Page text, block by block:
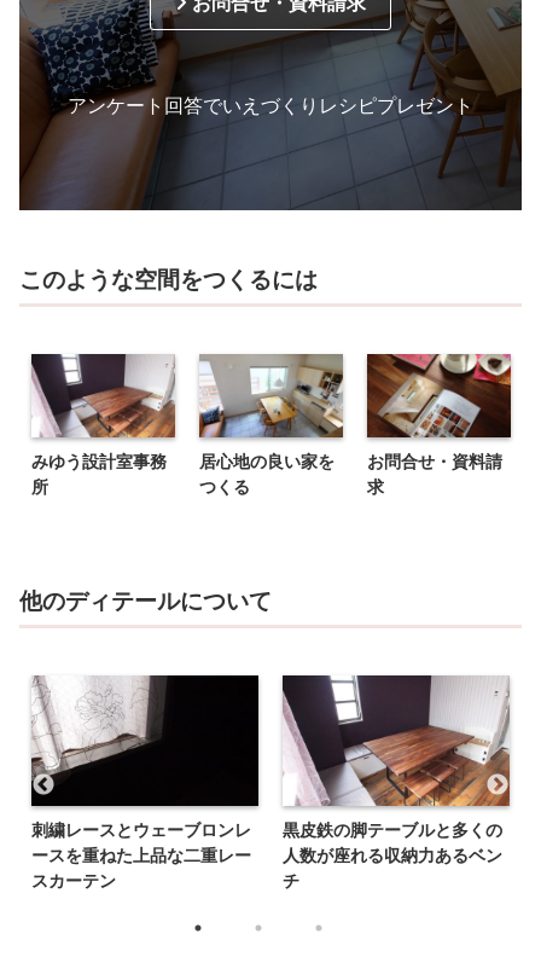
アンケート回答でいえづくりレシピプレゼント
このような空間をつくるには
みゆう設計室事務
所
居心地の良い家を
つくる
お問合せ・資料請
求
他のディテールについて
刺繍レースとウェーブロンレ
ースを重ねた上品な二重レー
スカーテン
黒皮鉄の脚テーブルと多くの
人数が座れる収納力あるベン
チ